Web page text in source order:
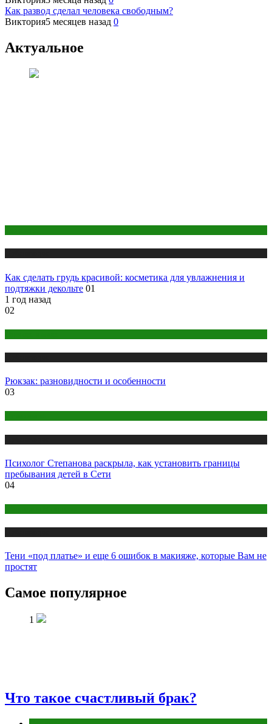
Как развод сделал человека свободным?
Виктория5 месяцев назад 0
Актуальное
Как сделать грудь красивой: косметика для увлажнения и
подтяжки декольте 01
1 год назад
02
Рюкзак: разновидности и особенности
03
Психолог Степанова раскрыла, как установить границы
пребывания детей в Сети
04
Тени «под платье» и еще 6 ошибок в макияже, которые Вам не
простят
Самое популярное
1
Что такое счастливый брак?